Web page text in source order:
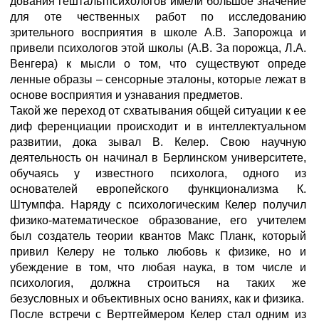
для оте чественных работ по исследованию
зрительного восприятия в школе А.В. Запорожца и
привели психологов этой школы (А.В. За порожца, Л.А.
Венгера) к мысли о том, что существуют опреде
ленные образы – сенсорные эталоны, которые лежат в
основе восприятия и узнавания предметов.
Такой же переход от схватывания общей ситуации к ее
диф ференциации происходит и в интеллектуальном
развитии, дока зывал В. Келер. Свою научную
деятельность он начинал в Берлинском университете,
обучаясь у известного психолога, одного из
основателей европейского функционализма К.
Штумпфа. Наряду с психологическим Келер получил
физико-математическое образование, его учителем
был создатель теории квантов Макс Планк, который
привил Келеру не только любовь к физике, но и
убеждение в том, что любая наука, в том числе и
психология, должна строиться на таких же
безусловных и объективных осно ваниях, как и физика.
После встречи с Вертгеймером Келер стал одним из